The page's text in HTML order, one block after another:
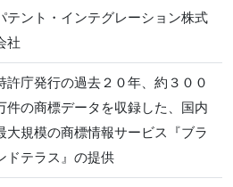
テント・インテグレーション株式
社
許庁発行の過去２０年、約３００
件の商標データを収録した、国内
大規模の商標情報サービス『ブラ
ドテラス』の提供